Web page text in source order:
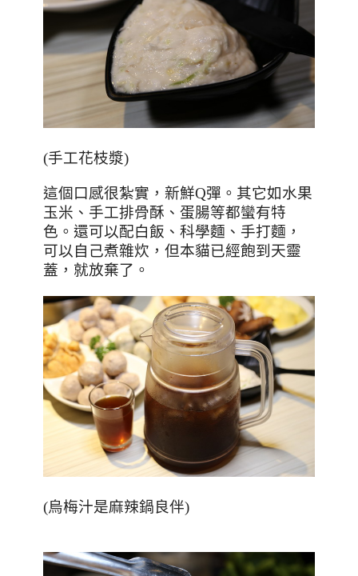
(手工花枝漿)
這個口感很紮實，新鮮Q彈。其它如水果
玉米、手工排骨酥、蛋腸等都蠻有特
色。還可以配白飯、科學麵、手打麵，
可以自己煮雜炊，但本貓已經飽到天靈
蓋，就放棄了。
(烏梅汁是麻辣鍋良伴)